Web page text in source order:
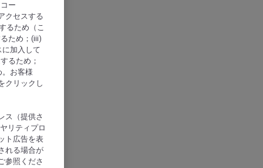
ー
クセスする
るため（こ
ため；(iii)
加入して
るため；
お客様
クリックし
ス（提供さ
リティプロ
ト広告を表
れる場合が
参照くださ